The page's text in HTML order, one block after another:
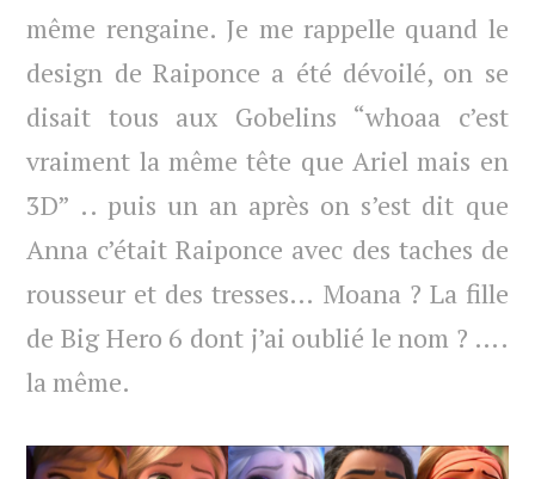
même rengaine. Je me rappelle quand le
design de Raiponce a été dévoilé, on se
disait tous aux Gobelins “whoaa c’est
vraiment la même tête que Ariel mais en
3D” .. puis un an après on s’est dit que
Anna c’était Raiponce avec des taches de
rousseur et des tresses… Moana ? La fille
de Big Hero 6 dont j’ai oublié le nom ? ….
la même.